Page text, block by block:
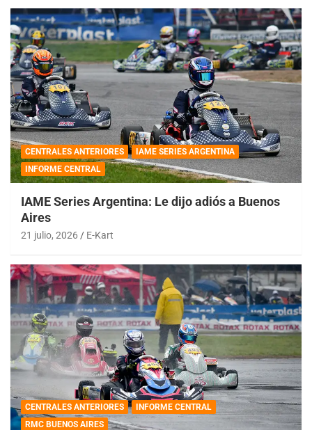
CENTRALES ANTERIORES
IAME SERIES ARGENTINA
INFORME CENTRAL
IAME Series Argentina: Le dijo adiós a Buenos
Aires
21 julio, 2026 E-Kart
CENTRALES ANTERIORES
INFORME CENTRAL
RMC BUENOS AIRES